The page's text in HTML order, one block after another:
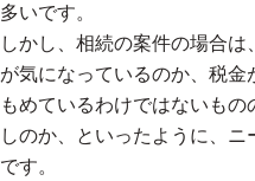
多いです。
しかし、相続の案件の場合
が気になっているのか、税
もめているわけではないも
しのか、といったように、
です。